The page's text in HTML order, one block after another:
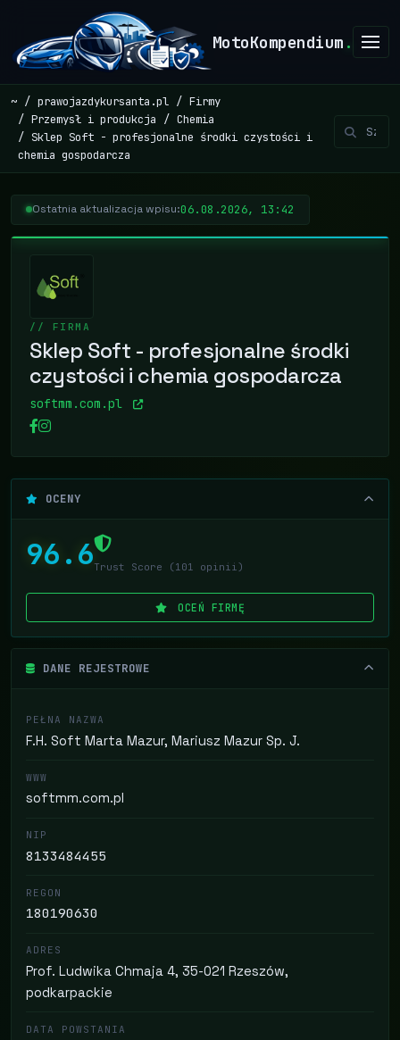
MotoKompendium .
~ prawojazdykursanta.pl
Firmy
Przemysł i produkcja
Chemia
Sklep Soft - profesjonalne środki czystości i
chemia gospodarcza
Ostatnia aktualizacja wpisu:06.08.2026, 13:42
// FIRMA
Sklep Soft - profesjonalne środki
czystości i chemia gospodarcza
softmm.com.pl
OCENY
96.6Trust Score (101 opinii)
OCEŃ FIRMĘ
DANE REJESTROWE
PEŁNA NAZWA
F.H. Soft Marta Mazur, Mariusz Mazur Sp. J.
WWW
softmm.com.pl
NIP
8133484455
REGON
180190630
ADRES
Prof. Ludwika Chmaja 4, 35-021 Rzeszów,
podkarpackie
DATA POWSTANIA